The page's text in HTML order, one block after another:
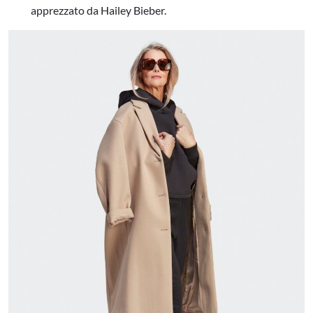
apprezzato da Hailey Bieber.